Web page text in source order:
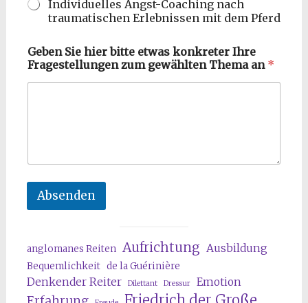
Individuelles Angst-Coaching nach
traumatischen Erlebnissen mit dem Pferd
Geben Sie hier bitte etwas konkreter Ihre
Fragestellungen zum gewählten Thema an *
Absenden
anglomanes Reiten Aufrichtung Ausbildung
Bequemlichkeit de la Guérinière
Denkender Reiter Dilettant Dressur Emotion